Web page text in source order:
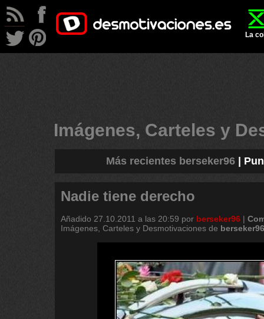
La
Imágenes, Carteles y
Más recientes berseker96
Nadie tiene derecho
Añadido 27.10.2011 a las 20:59 por berseker96 |
Imágenes, Carteles y Desmotivaciones de berseker96